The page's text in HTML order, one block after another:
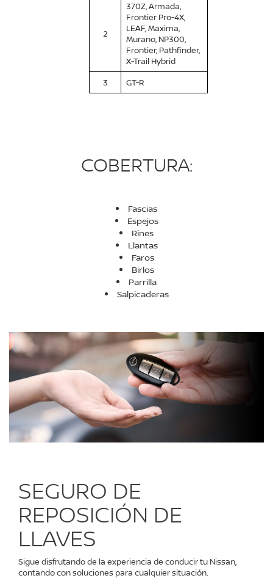
2
370Z, Armada,
Frontier Pro-4X,
LEAF, Maxima,
Murano, NP300,
Frontier, Pathfinder,
X-Trail Hybrid
3
GT-R
COBERTURA:
Fascias
Espejos
Rines
Llantas
Faros
Birlos
Parrilla
Salpicaderas
SEGURO DE
REPOSICIÓN DE
LLAVES
Sigue disfrutando de la experiencia de conducir tu Nissan,
contando con soluciones para cualquier situación.